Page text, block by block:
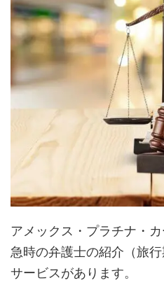
アメックス・プラチナ・
急時の弁護士の紹介（旅
サービスがあります。